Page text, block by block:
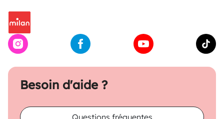
Besoin d'aide ?
Questions fréquentes